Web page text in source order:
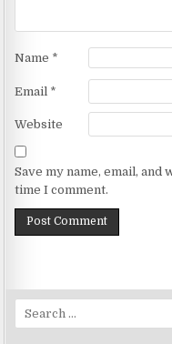
Name *
Email *
Website
Save my name, email,
time I comment.
Search for: